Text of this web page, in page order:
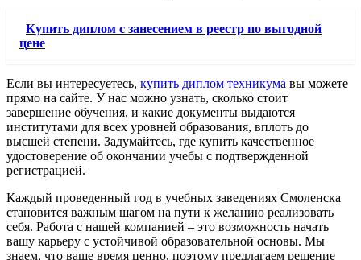
Купить диплом с занесением в реестр по выгодной
цене
Если вы интересуетесь, купить диплом техникума вы можете
прямо на сайте. У нас можно узнать, сколько стоит
завершение обучения, и какие документы выдаются
институтами для всех уровней образования, вплоть до
высшей степени. Задумайтесь, где купить качественное
удостоверение об окончании учебы с подтвержденной
регистрацией.
Каждый проведенный год в учебных заведениях Смоленска
становится важным шагом на пути к желанию реализовать
себя. Работа с нашей компанией – это возможность начать
вашу карьеру с устойчивой образовательной основы. Мы
знаем, что ваше время ценно, поэтому предлагаем решение